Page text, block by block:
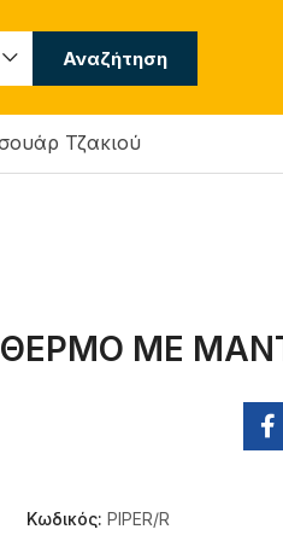
Αναζήτηση
Τζακιού
ΜΕ
Κωδικός: PIPER/R